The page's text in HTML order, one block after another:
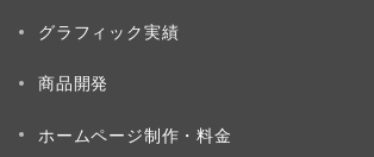
グラフィック実績
商品開発
ホームページ制作・料金